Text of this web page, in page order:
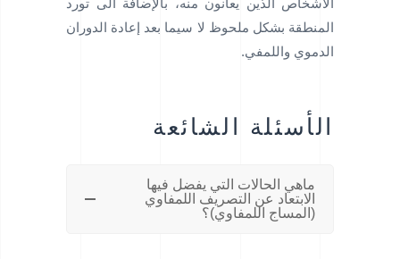
الأشخاص الذين يعانون منه، بالإضافة الى تورد
المنطقة بشكل ملحوظ لا سيما بعد إعادة الدوران
الدموي واللمفي.
الأسئلة الشائعة
ماهي الحالات التي يفضل فيها
الابتعاد عن التصريف اللمفاوي
(المساج اللمفاوي)؟